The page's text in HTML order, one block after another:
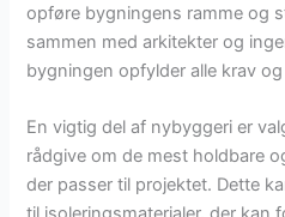
opføre bygningens ramme og
sammen med arkitekter og
bygningen opfylder alle krav
En vigtig del af nybyggeri er
rådgive om de mest holdbare
der passer til projektet. Dette